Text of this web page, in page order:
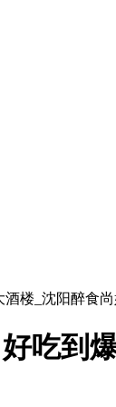
楼_沈阳醉食
吃到